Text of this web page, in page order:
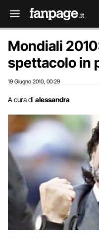
Mondiali
spettacolo in
19 Giugno 2010 00:29
A cura di alessandra